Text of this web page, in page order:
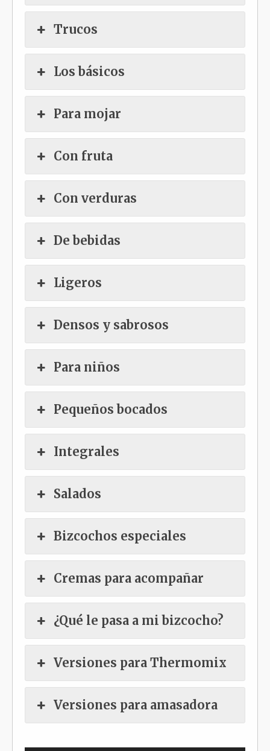
Trucos
Los básicos
Para mojar
Con fruta
Con verduras
De bebidas
Ligeros
Densos y sabrosos
Para niños
Pequeños bocados
Integrales
Salados
Bizcochos especiales
Cremas para acompañar
¿Qué le pasa a mi bizcocho?
Versiones para Thermomix
Versiones para amasadora